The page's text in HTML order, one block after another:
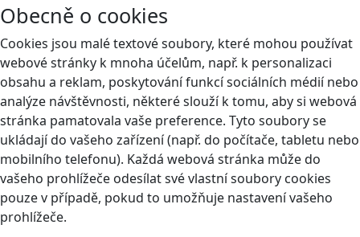
Obecně o cookies
Cookies jsou malé textové soubory, které mohou používat
webové stránky k mnoha účelům, např. k personalizaci
obsahu a reklam, poskytování funkcí sociálních médií nebo
analýze návštěvnosti, některé slouží k tomu, aby si webová
stránka pamatovala vaše preference. Tyto soubory se
ukládají do vašeho zařízení (např. do počítače, tabletu nebo
mobilního telefonu). Každá webová stránka může do
vašeho prohlížeče odesílat své vlastní soubory cookies
pouze v případě, pokud to umožňuje nastavení vašeho
prohlížeče.